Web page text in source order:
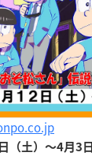
（土）〜4月3日